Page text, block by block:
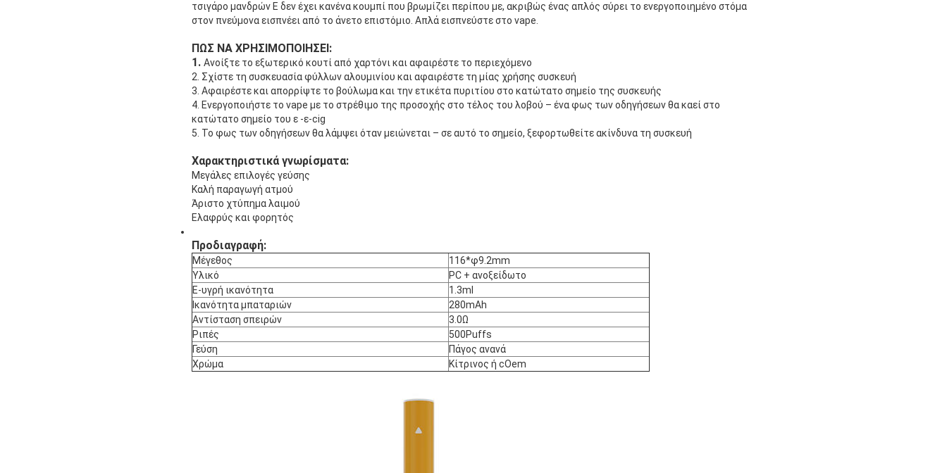
τσιγάρο μανδρών Ε δεν έχει κανένα κουμπί που βρωμίζει περίπου με, ακριβώς ένας απλός σύρει το ενεργοποιημένο στόμα
στον πνεύμονα εισπνέει από το άνετο επιστόμιο. Απλά εισπνεύστε στο vape.
ΠΩΣ ΝΑ ΧΡΗΣΙΜΟΠΟΙΗΣΕΙ:
1. Ανοίξτε το εξωτερικό κουτί από χαρτόνι και αφαιρέστε το περιεχόμενο
2. Σχίστε τη συσκευασία φύλλων αλουμινίου και αφαιρέστε τη μίας χρήσης συσκευή
3. Αφαιρέστε και απορρίψτε το βούλωμα και την ετικέτα πυριτίου στο κατώτατο σημείο της συσκευής
4. Ενεργοποιήστε το vape με το στρέθιμο της προσοχής στο τέλος του λοβού – ένα φως των οδηγήσεων θα καεί στο
κατώτατο σημείο του ε -ε-cig
5. Το φως των οδηγήσεων θα λάμψει όταν μειώνεται – σε αυτό το σημείο, ξεφορτωθείτε ακίνδυνα τη συσκευή
Χαρακτηριστικά γνωρίσματα:
Μεγάλες επιλογές γεύσης
Καλή παραγωγή ατμού
Άριστο χτύπημα λαιμού
Ελαφρύς και φορητός
Προδιαγραφή:
Μέγεθος
116*φ9.2mm
Υλικό
PC + ανοξείδωτο
Ε-υγρή ικανότητα
1.3ml
Ικανότητα μπαταριών
280mAh
Αντίσταση σπειρών
3.0Ω
Ριπές
500Puffs
Γεύση
Πάγος ανανά
Χρώμα
Κίτρινος ή cOem